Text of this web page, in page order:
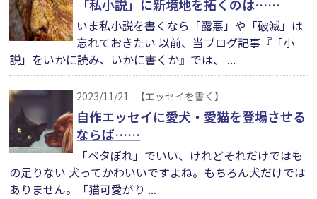
「私小説」に新境地を拓くのは……
いま私小説を書くなら「露悪」や「破滅」は
忘れておきたい 以前、当ブログ記事『「小
説」をいかに読み、いかに書くか』では、 ...
2023/11/21 【エッセイを書く】
自作エッセイに愛犬・愛猫を登場させる
ならば……
「ベタぼれ」でいい、けれどそれだけではも
の足りない 犬ってかわいいですよね。もちろん犬だけでは
ありません。「猫可愛がり ...